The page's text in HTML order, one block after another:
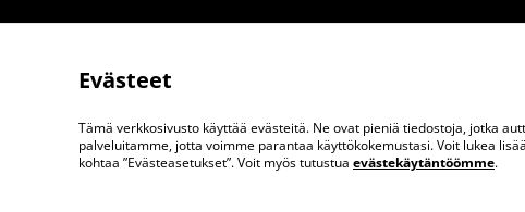
Ota meihin yhteyttä
Evästeet
Tämä verkkosivusto käyttää evästeitä. Ne ovat pieniä tiedostoja, jotka
palveluitamme, jotta voimme parantaa käyttökokemustasi. Voit lukea
kohtaa ”Evästeasetukset”. Voit myös tutustua evästekäytäntöömme.